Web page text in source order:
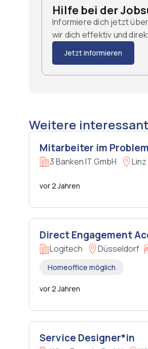
Hilfe bei der
Informiere dich jetzt
wir dich effektiv und
Jetzt informieren
Weitere
Mitarbeiter im
3 Banken IT GmbH Linz
vor 2 Jahren
Direct Engagement
Logitech Düsseldorf
Homeoffice möglich
vor 2 Jahren
Service Designer*in